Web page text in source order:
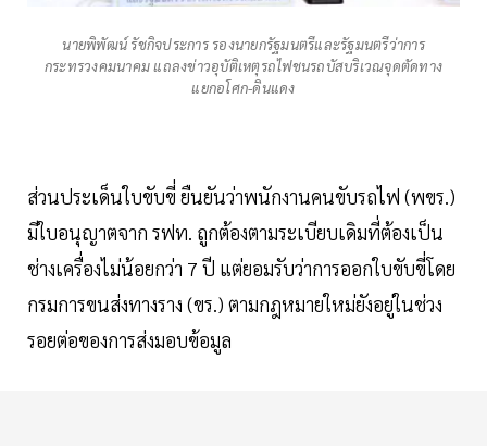
นายพิพัฒน์ รัชกิจประการ รองนายกรัฐมนตรีและรัฐมนตรีว่าการ
กระทรวงคมนาคม แถลงข่าวอุบัติเหตุรถไฟชนรถบัสบริเวณจุดตัดทาง
แยกอโศก-ดินแดง
ส่วนประเด็นใบขับขี่ ยืนยันว่าพนักงานคนขับรถไฟ (พขร.)
มีใบอนุญาตจาก รฟท. ถูกต้องตามระเบียบเดิมที่ต้องเป็น
ช่างเครื่องไม่น้อยกว่า 7 ปี แต่ยอมรับว่าการออกใบขับขี่โดย
กรมการขนส่งทางราง (ขร.) ตามกฎหมายใหม่ยังอยู่ในช่วง
รอยต่อของการส่งมอบข้อมูล